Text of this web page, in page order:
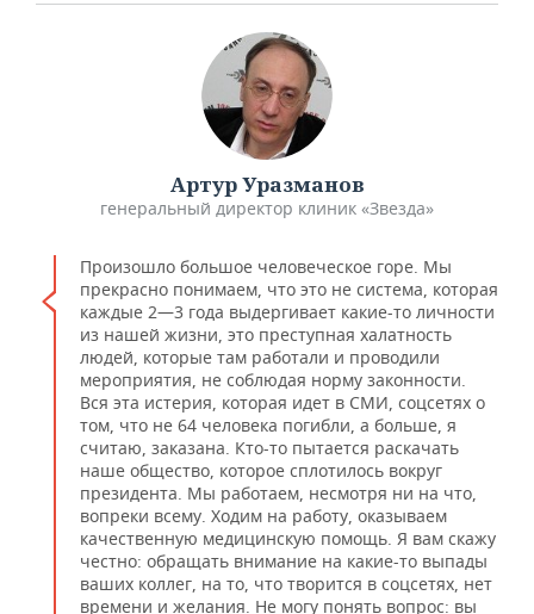
Артур Уразманов
генеральный директор клиник «Звезда»
Произошло большое человеческое горе. Мы
прекрасно понимаем, что это не система, которая
каждые 2—3 года выдергивает какие-то личности
из нашей жизни, это преступная халатность
людей, которые там работали и проводили
мероприятия, не соблюдая норму законности.
Вся эта истерия, которая идет в СМИ, соцсетях о
том, что не 64 человека погибли, а больше, я
считаю, заказана. Кто-то пытается раскачать
наше общество, которое сплотилось вокруг
президента. Мы работаем, несмотря ни на что,
вопреки всему. Ходим на работу, оказываем
качественную медицинскую помощь. Я вам скажу
честно: обращать внимание на какие-то выпады
ваших коллег, на то, что творится в соцсетях, нет
времени и желания. Не могу понять вопрос: вы